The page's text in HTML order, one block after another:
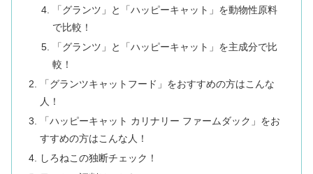
「グランツ」と「ハッピーキャット」を動物性原料
で比較！
「グランツ」と「ハッピーキャット」を主成分で比
較！
「グランツキャットフード」をおすすめの方はこんな
人！
「ハッピーキャット カリナリー ファームダック」をお
すすめの方はこんな人！
しろねこの独断チェック！